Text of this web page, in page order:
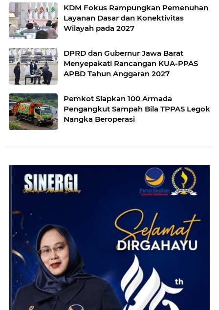
KDM Fokus Rampungkan Pemenuhan
Layanan Dasar dan Konektivitas
Wilayah pada 2027
DPRD dan Gubernur Jawa Barat
Menyepakati Rancangan KUA-PPAS
APBD Tahun Anggaran 2027
Pemkot Siapkan 100 Armada
Pengangkut Sampah Bila TPPAS Legok
Nangka Beroperasi